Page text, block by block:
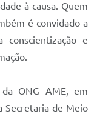
à causa. Quem
é convidado a
e
ONG AME, em
Secretaria de Meio